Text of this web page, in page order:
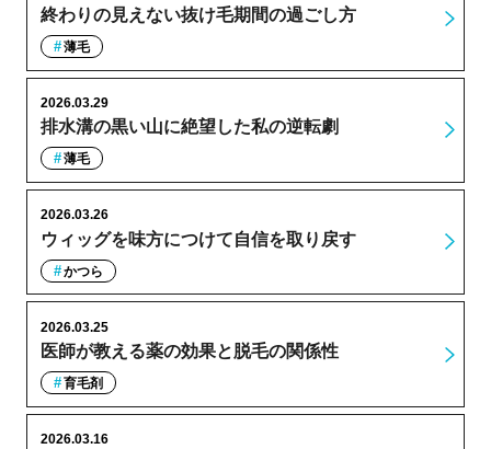
終わりの見えない抜け毛期間の過ごし方
薄毛
排水溝の黒い山に絶望した私の逆転劇
2026.03.29
薄毛
ウィッグを味方につけて自信を取り戻す
2026.03.26
かつら
医師が教える薬の効果と脱毛の関係性
2026.03.25
育毛剤
2026.03.16